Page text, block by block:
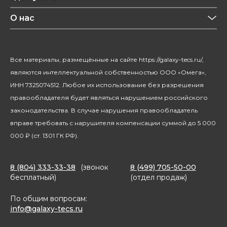
Красота и здоровье
Уход за домом
Посуда
О нас
Благотворительность
Все материалы, размещённые на сайте https://galaxy-tecs.ru/,
являются интеллектуальной собственностью ООО «Омега»,
ИНН 7325074512. Любое их использование без разрешения
правообладателя будет являться нарушением российского
законодательства. В случае нарушения правообладатель
вправе требовать с нарушителя компенсации суммой до 5 000
000 ₽ (ст. 1301 ГК РФ).
8 (804) 333-33-38
(звонок
бесплатный)
8 (499) 705-50-00
(отдел продаж)
По общим вопросам:
info@galaxy-tecs.ru